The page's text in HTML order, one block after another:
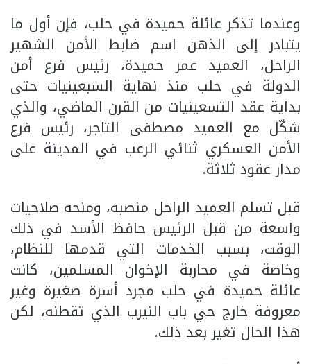
وعندما تذكر عائلة حميدة في حلب، فإن أول ما
يتبادر إلى الذهن اسم ضابط الأمن الشهير
الراحل، العميد عمر حميدة، رئيس فرع أمن
الدولة في حلب منذ نهاية السبعينيات حتى
بداية عقد التسعينيات من القرن الماضي، والذي
شكّل مع العميد مصطفى التاجر، رئيس فرع
الأمن العسكري ثنائي الرعب في المدينة على
مدار عقود ثلاثة.
قبل تسلم العميد الراحل منصبه، ومنحه صلاحيات
واسعة من قبل الرئيس حافظ الأسد في ذلك
الوقت، بسبب الخدمات التي قدمها للنظام،
وخاصة في محاربة الإخوان المسلمين، كانت
عائلة حميدة في حلب مجرد أسرة صغيرة وغير
معروفة خارج حي باب النيرب الذي تقطنه، لكن
هذا الحال تغير بعد ذلك.